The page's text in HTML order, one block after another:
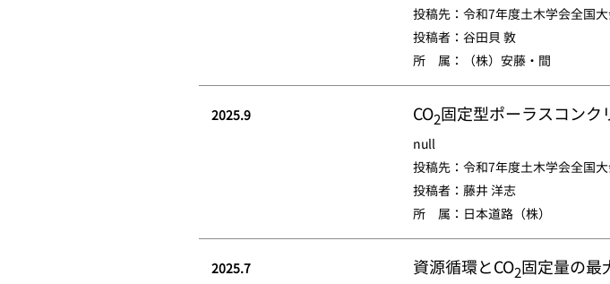
投稿先：令和7年度土木学会全国
投稿者：谷田貝 敦
所 属：（株）安藤・間
2025.9 CO2固定型ポーラスコン
null
投稿先：令和7年度土木学会全国
投稿者：藤井 洋志
所 属：日本道路（株）
2025.7 資源循環とCO2固定量の最